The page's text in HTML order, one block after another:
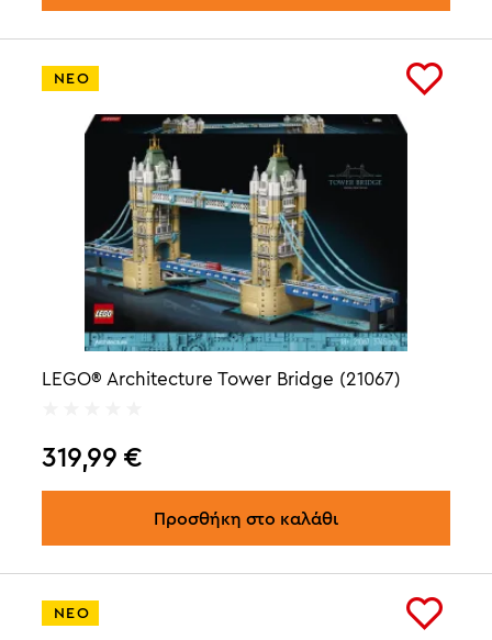
ΝΕΟ
LEGO® Architecture Tower Bridge (21067)
319,99 €
Προσθήκη στο καλάθι
ΝΕΟ